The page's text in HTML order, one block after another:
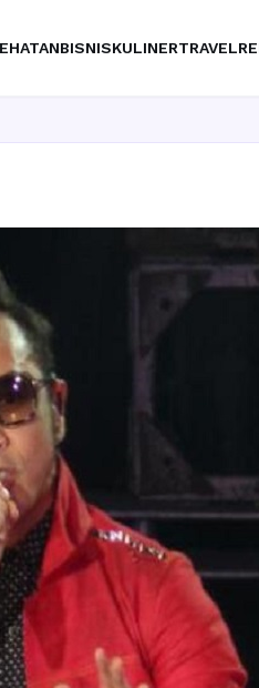
BISNISKULINERTRAVEL